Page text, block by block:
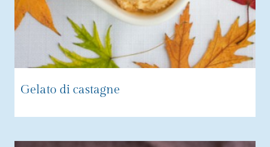
Gelato di castagne